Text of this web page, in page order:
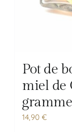
Pot de
miel de
14,90€